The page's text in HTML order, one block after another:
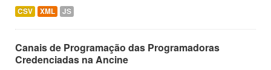
CSV XML JS
Canais de Programação das Programadoras
Credenciadas na Ancine